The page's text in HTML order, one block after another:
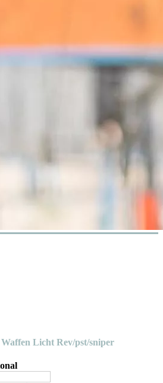
Licht Rev/pst/sniper